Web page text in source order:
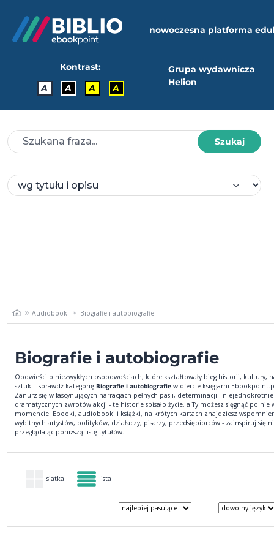
nowoczesna platforma
Kontrast:
A
A A A
Grupa wydawnicza
Helion
Szukaj
Audiobooki Biografie i autobiografie
Biografie i autobiografie
Opowieści o niezwykłych osobowościach, które kształtowały bieg historii, kultury,
sztuki - sprawdź kategorię Biografie i autobiografie w ofercie księgarni
Zanurz się w fascynujących narracjach pełnych pasji, determinacji i niejednokrotnie
dramatycznych zwrotów akcji - te historie spisało życie, a Ty możesz sięgnąć po nie
momencie. Ebooki, audiobooki i książki, na krótych kartach znajdziesz
wybitnych artystów, polityków, działaczy, pisarzy, przedsiębiorców - zainspiruj się
przeglądając poniższą listę tytułów.
siatka lista